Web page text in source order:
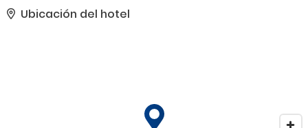
Ubicación del hotel